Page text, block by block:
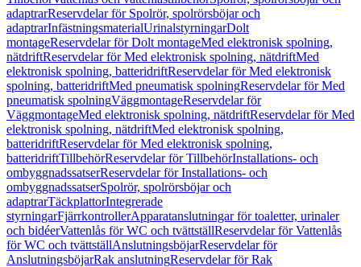
adaptrarReservdelar för Spolrör, spolrörsböjar och
adaptrarInfästningsmaterialUrinalstyrningarDolt
montageReservdelar för Dolt montageMed elektronisk spolning,
nätdriftReservdelar för Med elektronisk spolning, nätdriftMed
elektronisk spolning, batteridriftReservdelar för Med elektronisk
spolning, batteridriftMed pneumatisk spolningReservdelar för Med
pneumatisk spolningVäggmontageReservdelar för
VäggmontageMed elektronisk spolning, nätdriftReservdelar för Med
elektronisk spolning, nätdriftMed elektronisk spolning,
batteridriftReservdelar för Med elektronisk spolning,
batteridriftTillbehörReservdelar för TillbehörInstallations- och
ombyggnadssatserReservdelar för Installations- och
ombyggnadssatserSpolrör, spolrörsböjar och
adaptrarTäckplattorIntegrerade
styrningarFjärrkontrollerApparatanslutningar för toaletter, urinaler
och bidéerVattenlås för WC och tvättställReservdelar för Vattenlås
för WC och tvättställAnslutningsböjarReservdelar för
AnslutningsböjarRak anslutningReservdelar för Rak